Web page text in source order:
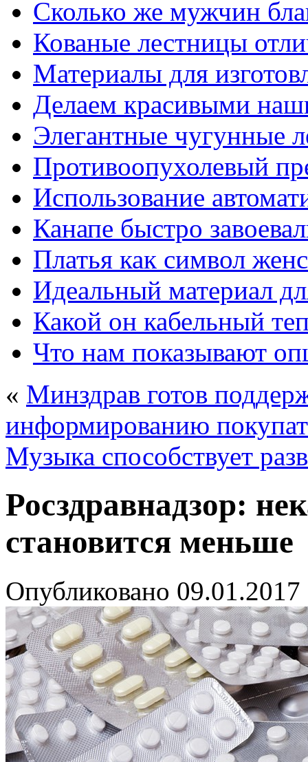
Сколько же мужчин
Кованые лестницы
Материалы для
Делаем красивыми
Элегантные чугунные
Противоопухолевый
Использование
Канапе быстро
Платья как символ
Идеальный материал
Какой он кабельный
Что нам показывают
« Минздрав готов
информированию
Музыка способствует
Росздравнадзор:
становится меньше
Опубликовано 09.01.2017